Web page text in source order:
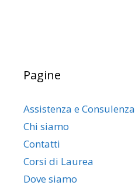
Pagine
Assistenza e Consulenza
Chi siamo
Contatti
Corsi di Laurea
Dove siamo